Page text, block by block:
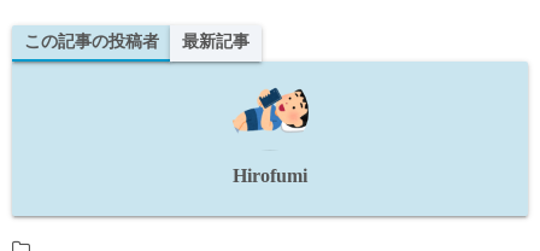
この記事の投稿者 最新記事
Hirofumi